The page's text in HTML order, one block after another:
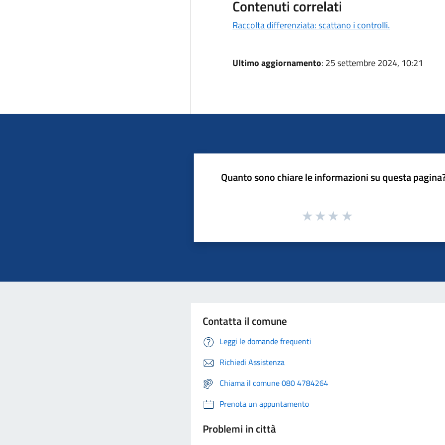
Contenuti correlati
Raccolta differenziata: scattano i controlli.
Ultimo aggiornamento: 25 settembre 2024, 10:21
Quanto sono chiare le informazioni su questa
Contatta il comune
Leggi le domande frequenti
Richiedi Assistenza
Chiama il comune 080 4784264
Prenota un appuntamento
Problemi in città